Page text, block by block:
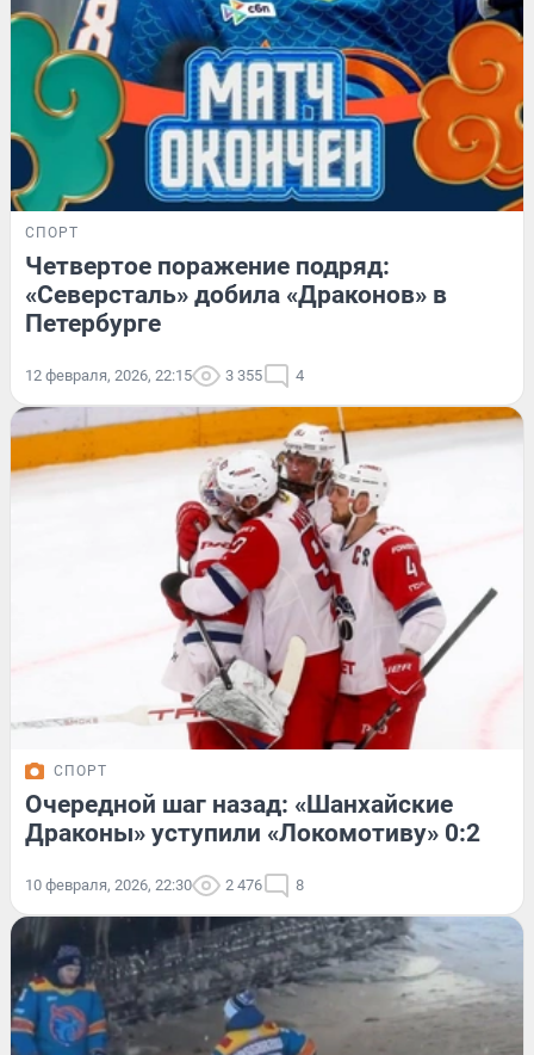
СПОРТ
Четвертое поражение подряд:
«Северсталь» добила «Драконов» в
Петербурге
12 февраля, 2026, 22:15 3 355 4
СПОРТ
Очередной шаг назад: «Шанхайские
Драконы» уступили «Локомотиву» 0:2
10 февраля, 2026, 22:30 2 476 8